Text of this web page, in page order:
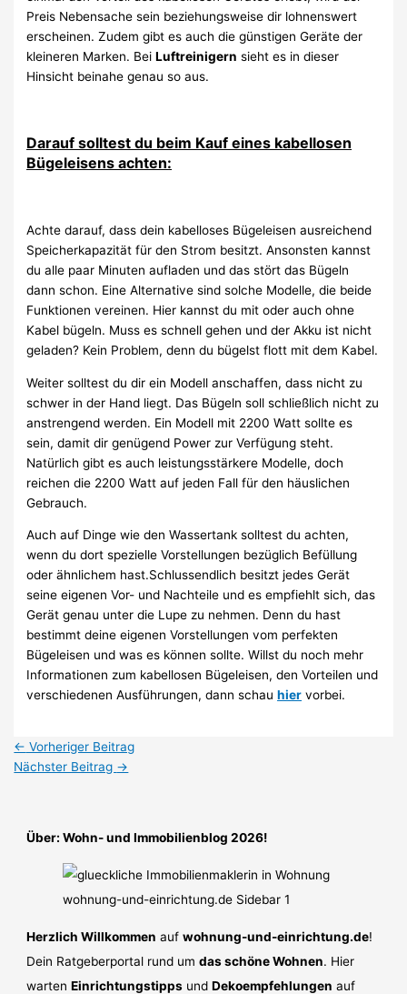
Preis Nebensache sein beziehungsweise dir lohnenswert
erscheinen. Zudem gibt es auch die günstigen Geräte der
kleineren Marken. BeiLuftreinigern sieht es in dieser
Hinsicht beinahe genau so aus.
Darauf solltest du beim Kauf eines kabellosen
Bügeleisens achten:
Achte darauf, dass dein kabelloses Bügeleisen ausreichend
Speicherkapazität für den Strom besitzt. Ansonsten kannst
du alle paar Minuten aufladen und das stört das Bügeln
dann schon. Eine Alternative sind solche Modelle, die beide
Funktionen vereinen. Hier kannst du mit oder auch ohne
Kabel bügeln. Muss es schnell gehen und der Akku ist nicht
geladen? Kein Problem, denn du bügelst flott mit dem Kabel.
Weiter solltest du dir ein Modell anschaffen, dass nicht zu
schwer in der Hand liegt. Das Bügeln soll schließlich nicht zu
anstrengend werden. Ein Modell mit 2200 Watt sollte es
sein, damit dir genügend Power zur Verfügung steht.
Natürlich gibt es auch leistungsstärkere Modelle, doch
reichen die 2200 Watt auf jeden Fall für den häuslichen
Gebrauch.
Auch auf Dinge wie den Wassertank solltest du achten,
wenn du dort spezielle Vorstellungen bezüglich Befüllung
oder ähnlichem hast.Schlussendlich besitzt jedes Gerät
seine eigenen Vor- und Nachteile und es empfiehlt sich, das
Gerät genau unter die Lupe zu nehmen. Denn du hast
bestimmt deine eigenen Vorstellungen vom perfekten
Bügeleisen und was es können sollte. Willst du noch mehr
Informationen zum kabellosen Bügeleisen, den Vorteilen und
verschiedenen Ausführungen, dann schauhier vorbei.
← Vorheriger Beitrag
Nächster Beitrag →
Über: Wohn- und Immobilienblog 2026!
Herzlich Willkommen aufwohnung-und-einrichtung.de!
Dein Ratgeberportal rund umdas schöne Wohnen. Hier
wartenEinrichtungstipps undDekoempfehlungen auf